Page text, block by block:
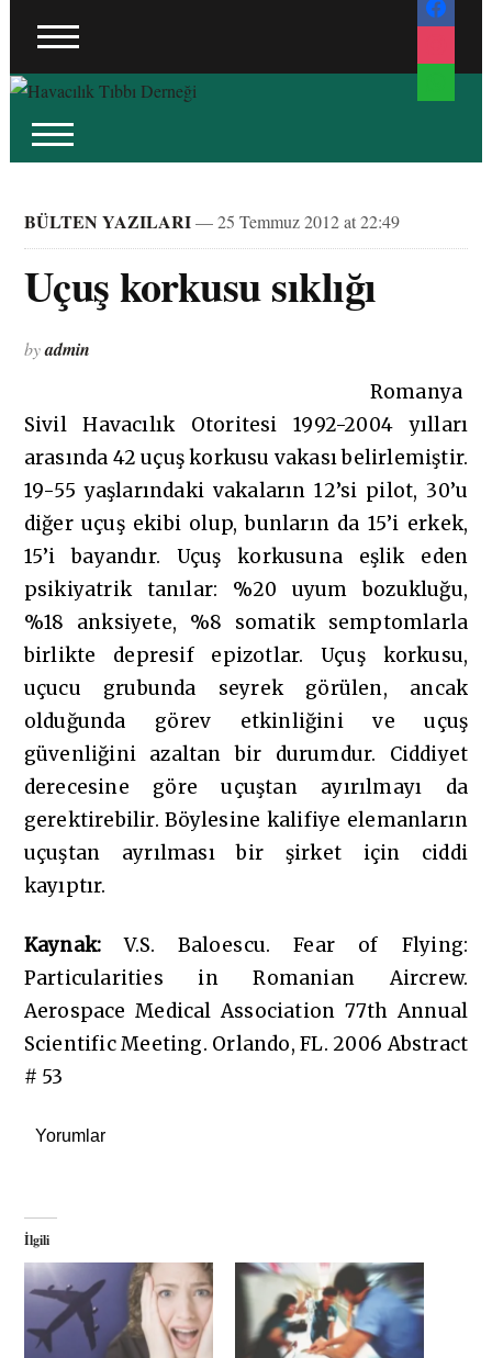
instagram
whatsapp
BÜLTEN YAZILARI— 25 Temmuz 2012 at 22:49
Uçuş korkusu sıklığı
byadmin
Romanya
Sivil Havacılık Otoritesi 1992-2004 yılları
arasında 42 uçuş korkusu vakası belirlemiştir.
19-55 yaşlarındaki vakaların 12’si pilot, 30’u
diğer uçuş ekibi olup, bunların da 15’i erkek,
15’i bayandır. Uçuş korkusuna eşlik eden
psikiyatrik tanılar: %20 uyum bozukluğu,
%18 anksiyete, %8 somatik semptomlarla
birlikte depresif epizotlar. Uçuş korkusu,
uçucu grubunda seyrek görülen, ancak
olduğunda görev etkinliğini ve uçuş
güvenliğini azaltan bir durumdur. Ciddiyet
derecesine göre uçuştan ayırılmayı da
gerektirebilir. Böylesine kalifiye elemanların
uçuştan ayrılması bir şirket için ciddi
kayıptır.
Kaynak: V.S. Baloescu. Fear of Flying:
Particularities in Romanian Aircrew.
Aerospace Medical Association 77th Annual
Scientific Meeting. Orlando, FL. 2006 Abstract
# 53
Yorumlar
İlgili